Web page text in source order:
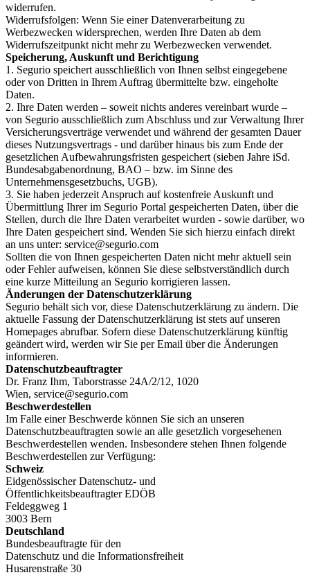
widerrufen.
Widerrufsfolgen: Wenn Sie einer Datenverarbeitung zu
Werbezwecken widersprechen, werden Ihre Daten ab dem
Widerrufszeitpunkt nicht mehr zu Werbezwecken verwendet.
Speicherung, Auskunft und Berichtigung
1. Segurio speichert ausschließlich von Ihnen selbst eingegebene
oder von Dritten in Ihrem Auftrag übermittelte bzw. eingeholte
Daten.
2. Ihre Daten werden – soweit nichts anderes vereinbart wurde –
von Segurio ausschließlich zum Abschluss und zur Verwaltung Ihrer
Versicherungsverträge verwendet und während der gesamten Dauer
dieses Nutzungsvertrags - und darüber hinaus bis zum Ende der
gesetzlichen Aufbewahrungsfristen gespeichert (sieben Jahre iSd.
Bundesabgabenordnung, BAO – bzw. im Sinne des
Unternehmensgesetzbuchs, UGB).
3. Sie haben jederzeit Anspruch auf kostenfreie Auskunft und
Übermittlung Ihrer im Segurio Portal gespeicherten Daten, über die
Stellen, durch die Ihre Daten verarbeitet wurden - sowie darüber, wo
Ihre Daten gespeichert sind. Wenden Sie sich hierzu einfach direkt
an uns unter: service@segurio.com
Sollten die von Ihnen gespeicherten Daten nicht mehr aktuell sein
oder Fehler aufweisen, können Sie diese selbstverständlich durch
eine kurze Mitteilung an Segurio korrigieren lassen.
Änderungen der Datenschutzerklärung
Segurio behält sich vor, diese Datenschutzerklärung zu ändern. Die
aktuelle Fassung der Datenschutzerklärung ist stets auf unseren
Homepages abrufbar. Sofern diese Datenschutzerklärung künftig
geändert wird, werden wir Sie per Email über die Änderungen
informieren.
Datenschutzbeauftragter
Dr. Franz Ihm, Taborstrasse 24A/2/12, 1020
Wien, service@segurio.com
Beschwerdestellen
Im Falle einer Beschwerde können Sie sich an unseren
Datenschutzbeauftragten sowie an alle gesetzlich vorgesehenen
Beschwerdestellen wenden. Insbesondere stehen Ihnen folgende
Beschwerdestellen zur Verfügung:
Schweiz
Eidgenössischer Datenschutz- und
Öffentlichkeitsbeauftragter EDÖB
Feldeggweg 1
3003 Bern
Deutschland
Bundesbeauftragte für den
Datenschutz und die Informationsfreiheit
Husarenstraße 30